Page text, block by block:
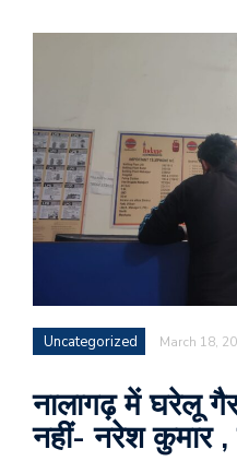
Uncategorized March 18,
नालागढ़ में घरेलू
नहीं- नरेश कुमार ,